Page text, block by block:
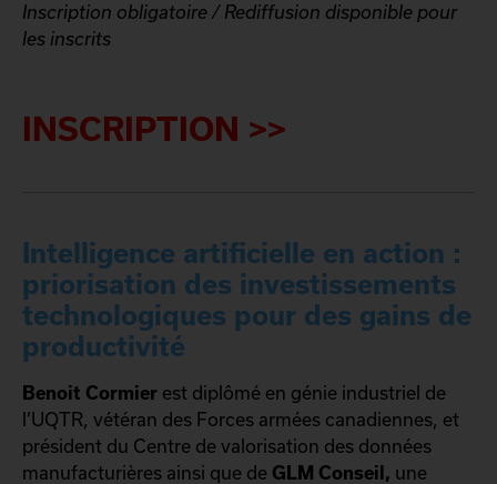
Inscription obligatoire / Rediffusion disponible pour
les inscrits
INSCRIPTION >>
Intelligence artificielle en action :
priorisation des investissements
technologiques pour des gains de
productivité
Benoit Cormier est diplômé en génie industriel de
l’UQTR, vétéran des Forces armées canadiennes, et
président du Centre de valorisation des données
manufacturières ainsi que de GLM Conseil, une